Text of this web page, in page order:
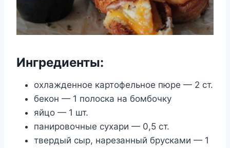
Ингредиенты:
охлажденное картофельное пюре — 2 ст.
бекон — 1 полоска на бомбочку
яйцо — 1 шт.
панировочные сухари — 0,5 ст.
твердый сыр, нарезанный брусками — 1